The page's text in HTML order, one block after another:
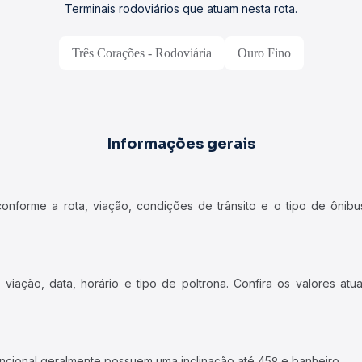
Terminais rodoviários que atuam nesta rota.
Três Corações - Rodoviária Ouro Fino
Informações gerais
a rota, viação, condições de trânsito e o tipo de
data, horário e tipo de poltrona. Confira os valores